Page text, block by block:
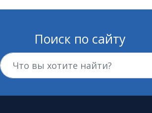
Поиск по сайту